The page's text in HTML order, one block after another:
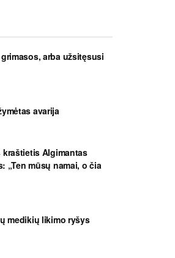
arba užsitęsusi
avarija
kraštietis Algimantas
„Ten mūsų namai, o čia
medikių likimo ryšys